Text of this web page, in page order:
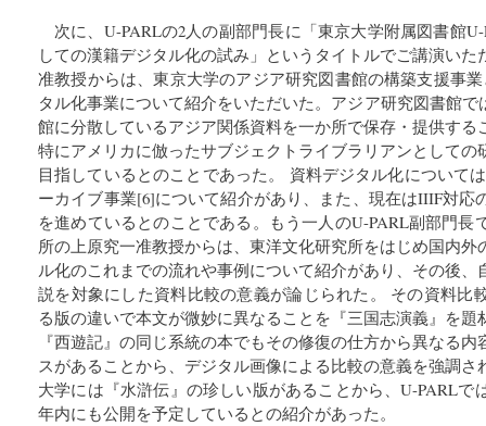
次に、U-PARLの2人の副部門長に「東京大学附属図書館
しての漢籍デジタル化の試み」というタイトルでご講演い
准教授からは、東京大学のアジア研究図書館の構築支援事
タル化事業について紹介をいただいた。アジア研究図書館で
館に分散しているアジア関係資料を一か所で保存・提供する
特にアメリカに倣ったサブジェクトライブラリアンとしての
目指しているとのことであった。 資料デジタル化について
ーカイブ事業[6]について紹介があり、また、現在はIIIF対応
を進めているとのことである。もう一人のU-PARL副部門長
所の上原究一准教授からは、東洋文化研究所をはじめ国内
ル化のこれまでの流れや事例について紹介があり、その後
説を対象にした資料比較の意義が論じられた。 その資料比
る版の違いで本文が微妙に異なることを『三国志演義』を
『西遊記』の同じ系統の本でもその修復の仕方から異なる
スがあることから、デジタル画像による比較の意義を強調
大学には『水滸伝』の珍しい版があることから、U-PARLで
年内にも公開を予定しているとの紹介があった。